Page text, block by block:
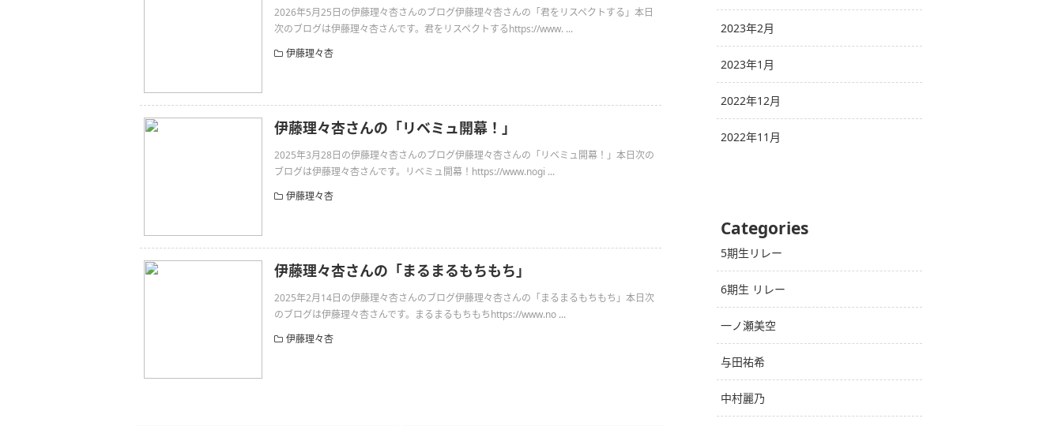
2026年5月25日の伊藤理々杏さんのブログ伊藤理々杏さんの「君をリスペクトする」本日
次のブログは伊藤理々杏さんです。君をリスペクトするhttps://www. ...
伊藤理々杏
伊藤理々杏さんの「リベミュ開幕！」
2025年3月28日の伊藤理々杏さんのブログ伊藤理々杏さんの「リベミュ開幕！」本日次の
ブログは伊藤理々杏さんです。リベミュ開幕！https://www.nogi ...
伊藤理々杏
伊藤理々杏さんの「まるまるもちもち」
2025年2月14日の伊藤理々杏さんのブログ伊藤理々杏さんの「まるまるもちもち」本日次
のブログは伊藤理々杏さんです。まるまるもちもちhttps://www.no ...
伊藤理々杏
2023年2月
2023年1月
2022年12月
2022年11月
Categories
5期生リレー
6期生 リレー
一ノ瀬美空
与田祐希
中村麗乃